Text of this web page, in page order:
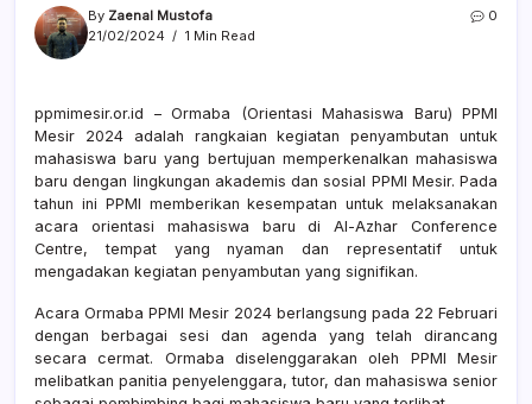
By Zaenal Mustofa
21/02/2024
1 Min Read
0
ppmimesir.or.id – Ormaba (Orientasi Mahasiswa Baru) PPMI
Mesir 2024 adalah rangkaian kegiatan penyambutan untuk
mahasiswa baru yang bertujuan memperkenalkan mahasiswa
baru dengan lingkungan akademis dan sosial PPMI Mesir. Pada
tahun ini PPMI memberikan kesempatan untuk melaksanakan
acara orientasi mahasiswa baru di Al-Azhar Conference
Centre, tempat yang nyaman dan representatif untuk
mengadakan kegiatan penyambutan yang signifikan.
Acara Ormaba PPMI Mesir 2024 berlangsung pada 22 Februari
dengan berbagai sesi dan agenda yang telah dirancang
secara cermat. Ormaba diselenggarakan oleh PPMI Mesir
melibatkan panitia penyelenggara, tutor, dan mahasiswa senior